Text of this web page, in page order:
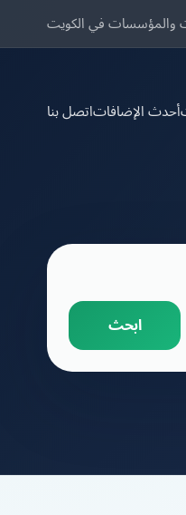
والمؤسسات في الكويت
أحدث الإضافاتاتصل بنا
ابحث